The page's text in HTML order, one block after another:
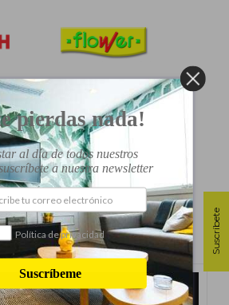
Suscríbete
pierdas nada!
al día de todos nuestros
a nuestra newsletter
Política de privacidad
Suscríbeme